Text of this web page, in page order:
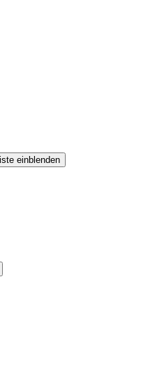
einblenden